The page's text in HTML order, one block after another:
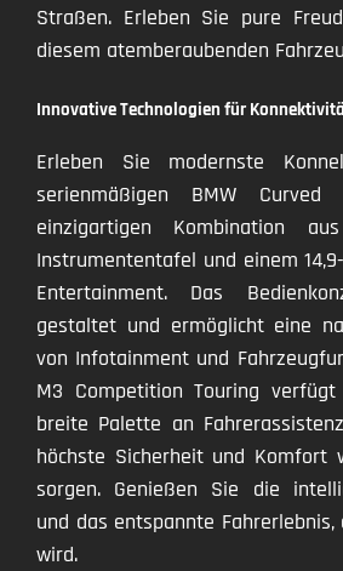
Straßen. Erleben Sie pure
diesem atemberaubenden
Innovative Technologien für
Erleben Sie modernste
serienmäßigen BMW
einzigartigen Kombination
Instrumententafel und einem
Entertainment. Das
gestaltet und ermöglicht eine
von Infotainment und
M3 Competition Touring
breite Palette an
höchste Sicherheit und Komfort
sorgen. Genießen Sie die
und das entspannte
wird.